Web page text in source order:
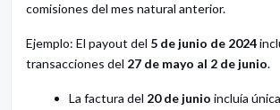
comisiones del mes natural anterior.
Ejemplo: El payout del 5 de junio de 2024
transacciones del 27 de mayo al 2 de junio.
La factura del 20 de junio incluía